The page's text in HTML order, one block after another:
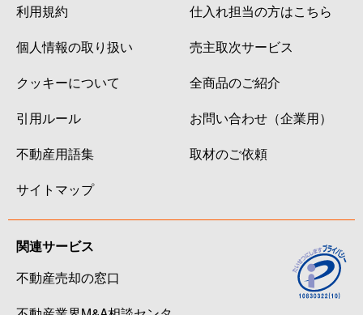
利用規約
個人情報の取り扱い
クッキーについて
引用ルール
不動産用語集
サイトマップ
仕入れ担当の方はこちら
売主取次サービス
全商品のご紹介
お問い合わせ（企業用）
取材のご依頼
関連サービス
不動産売却の窓口